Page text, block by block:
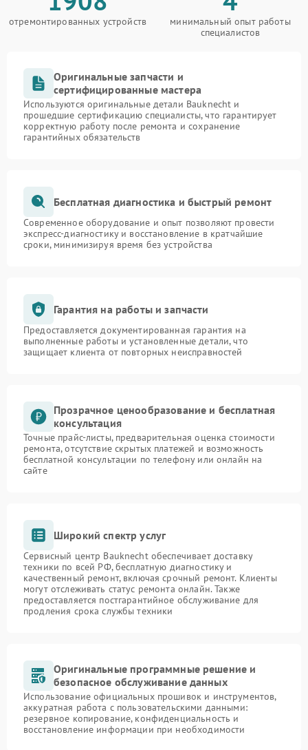
отремонтированных устройств
минимальный опыт работы
специалистов
Оригинальные запчасти и
сертифицированные мастера
Используются оригинальные детали Bauknecht и
прошедшие сертификацию специалисты, что гарантирует
корректную работу после ремонта и сохранение
гарантийных обязательств
Бесплатная диагностика и быстрый ремонт
Современное оборудование и опыт позволяют провести
экспресс-диагностику и восстановление в кратчайшие
сроки, минимизируя время без устройства
Гарантия на работы и запчасти
Предоставляется документированная гарантия на
выполненные работы и установленные детали, что
защищает клиента от повторных неисправностей
Прозрачное ценообразование и бесплатная
консультация
Точные прайс-листы, предварительная оценка стоимости
ремонта, отсутствие скрытых платежей и возможность
бесплатной консультации по телефону или онлайн на
сайте
Широкий спектр услуг
Сервисный центр Bauknecht обеспечивает доставку
техники по всей РФ, бесплатную диагностику и
качественный ремонт, включая срочный ремонт. Клиенты
могут отслеживать статус ремонта онлайн. Также
предоставляется постгарантийное обслуживание для
продления срока службы техники
Оригинальные программные решение и
безопасное обслуживание данных
Использование официальных прошивок и инструментов,
аккуратная работа с пользовательскими данными:
резервное копирование, конфиденциальность и
восстановление информации при необходимости